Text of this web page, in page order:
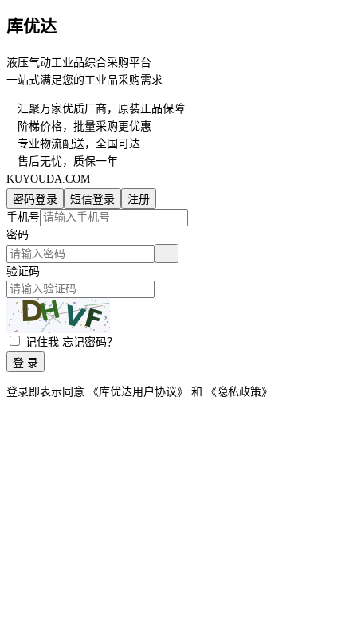
库优达
液压气动工业品综合采购平台
一站式满足您的工业品采购需求
汇聚万家优质厂商，原装正品保障
阶梯价格，批量采购更优惠
专业物流配送，全国可达
售后无忧，质保一年
KUYOUDA.COM
密码登录
短信登录
注册
手机号
密码
验证码
记住我 忘记密码？
登 录
登录即表示同意 《库优达用户协议》 和 《隐私政策》